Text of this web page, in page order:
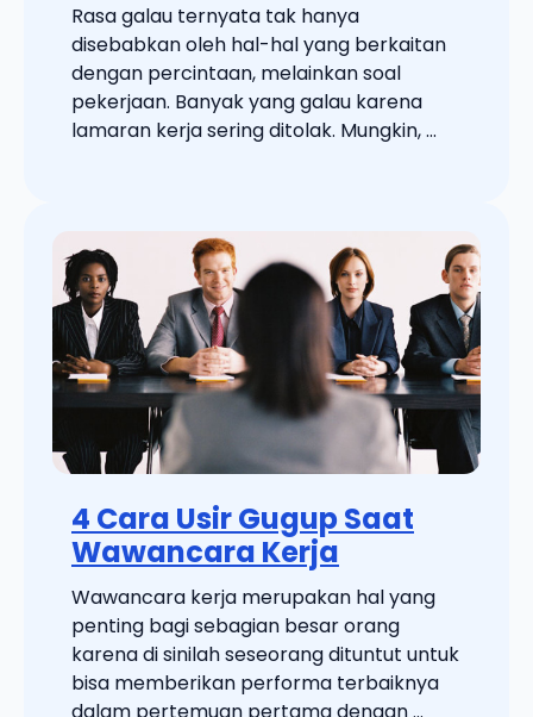
Rasa galau ternyata tak hanya
disebabkan oleh hal-hal yang berkaitan
dengan percintaan, melainkan soal
pekerjaan. Banyak yang galau karena
lamaran kerja sering ditolak. Mungkin, ...
4 Cara Usir Gugup Saat
Wawancara Kerja
Wawancara kerja merupakan hal yang
penting bagi sebagian besar orang
karena di sinilah seseorang dituntut untuk
bisa memberikan performa terbaiknya